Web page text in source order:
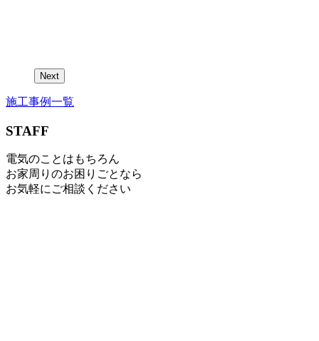
Next
施工事例一覧
STAFF
電気のことはもちろん
お家周りのお困りごとなら
お気軽にご相談ください